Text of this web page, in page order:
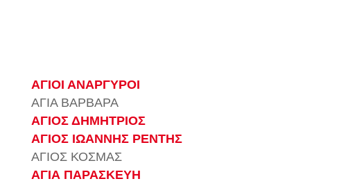
ΑΓΙΟΙ ΑΝΑΡΓΥΡΟΙ
ΑΓΙΑ ΒΑΡΒΑΡΑ
ΑΓΙΟΣ ΔΗΜΗΤΡΙΟΣ
ΑΓΙΟΣ ΙΩΑΝΝΗΣ ΡΕΝΤΗΣ
ΑΓΙΟΣ ΚΟΣΜΑΣ
ΑΓΙΑ ΠΑΡΑΣΚΕΥΗ